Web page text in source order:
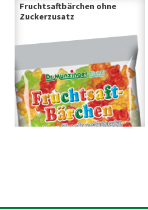
Fruchtsaftbärchen ohne
Zuckerzusatz